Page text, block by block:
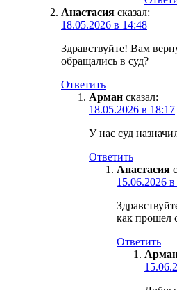
Анастасия сказал:
18.05.2026 в 14:48
Здравствуйте! Вам
обращались в суд?
Ответить
Арман сказал:
18.05.2026 в 18:17
У нас суд
Ответить
Анастасия
15.06.2026
как прошел
Ответить